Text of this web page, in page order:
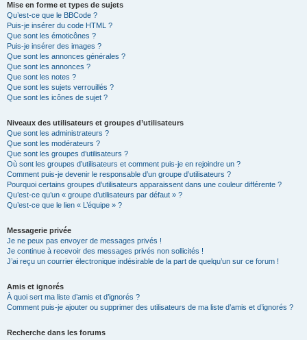
Mise en forme et types de sujets
Qu’est-ce que le BBCode ?
Puis-je insérer du code HTML ?
Que sont les émoticônes ?
Puis-je insérer des images ?
Que sont les annonces générales ?
Que sont les annonces ?
Que sont les notes ?
Que sont les sujets verrouillés ?
Que sont les icônes de sujet ?
Niveaux des utilisateurs et groupes d’utilisateurs
Que sont les administrateurs ?
Que sont les modérateurs ?
Que sont les groupes d’utilisateurs ?
Où sont les groupes d’utilisateurs et comment puis-je en rejoindre un ?
Comment puis-je devenir le responsable d’un groupe d’utilisateurs ?
Pourquoi certains groupes d’utilisateurs apparaissent dans une couleur différente ?
Qu’est-ce qu’un « groupe d’utilisateurs par défaut » ?
Qu’est-ce que le lien « L’équipe » ?
Messagerie privée
Je ne peux pas envoyer de messages privés !
Je continue à recevoir des messages privés non sollicités !
J’ai reçu un courrier électronique indésirable de la part de quelqu’un sur ce forum !
Amis et ignorés
À quoi sert ma liste d’amis et d’ignorés ?
Comment puis-je ajouter ou supprimer des utilisateurs de ma liste d’amis et d’ignorés ?
Recherche dans les forums